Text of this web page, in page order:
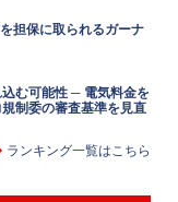
担保に取られるガーナ
む可能性 ─ 電気料金を
制委の審査基準を見直
ランキング一覧はこちら